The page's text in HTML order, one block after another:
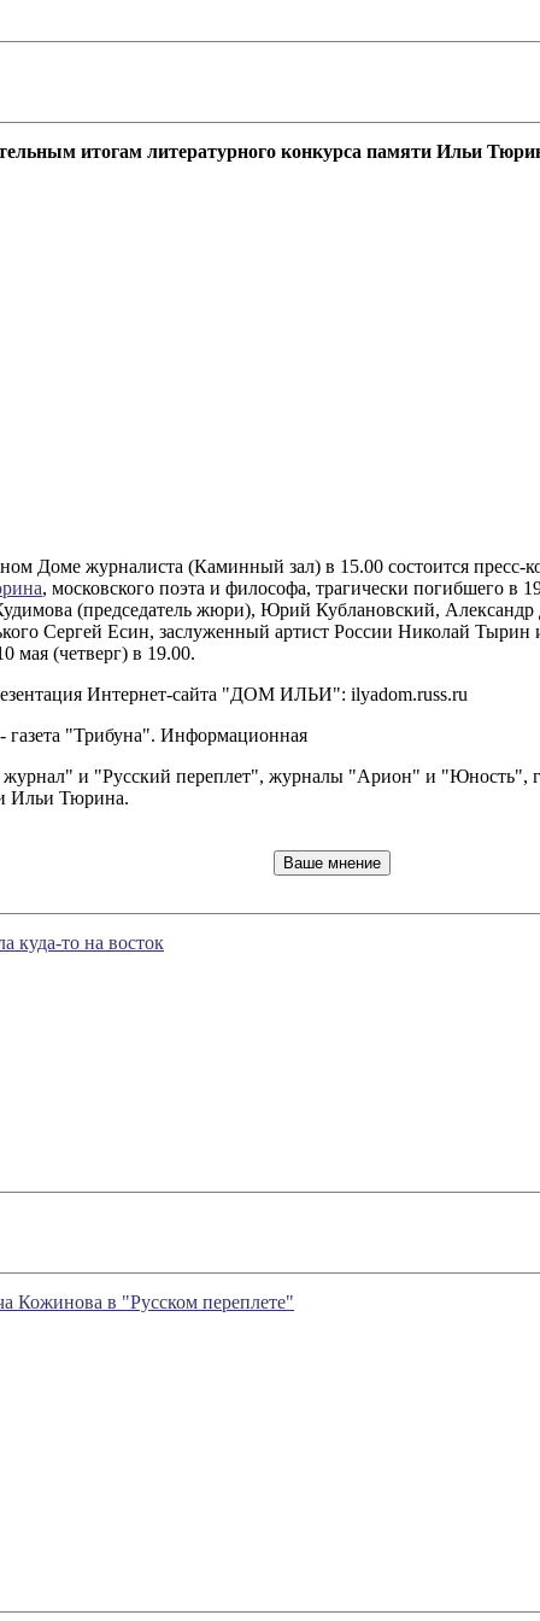
итогам литературного конкурса памяти Ильи
Доме журналиста (Каминный зал) в 15.00 состоится
, московского поэта и философа, трагически погибшего
(председатель жюри), Юрий Кублановский,
Сергей Есин, заслуженный артист России Николай
(четверг) в 19.00.
Интернет-сайта "ДОМ ИЛЬИ": ilyadom.russ.ru
"Трибуна". Информационная
и "Русский переплет", журналы "Арион" и "Юность",
Ильи Тюрина.
куда-то на восток
Кожинова в "Русском переплете"